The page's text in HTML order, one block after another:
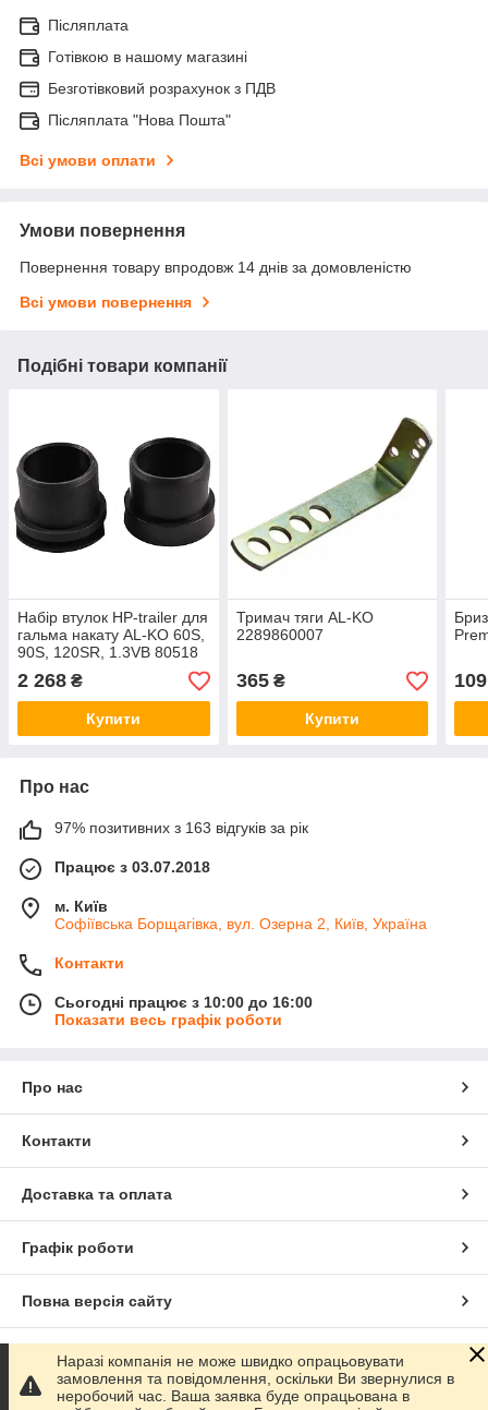
Післяплата
Готівкою в нашому магазині
Безготівковий розрахунок з ПДВ
Післяплата "Нова Пошта"
Всі умови оплати
Умови повернення
Повернення товару впродовж 14 днів за домовленістю
Всі умови повернення
Подібні товари компанії
Набір втулок HP-trailer для
гальма накату AL-KO 60S,
90S, 120SR, 1.3VB 80518
2 268 ₴
Купити
Тримач тяги AL-KO
2289860007
365₴
Купити
109
Про нас
97% позитивних з 163 відгуків за рік
Працює з 03.07.2018
м. Київ
Софіївська Борщагівка, вул. Озерна 2, Київ, Україна
Контакти
Сьогодні працює з 10:00 до 16:00
Показати весь графік роботи
Про нас
Контакти
Доставка та оплата
Графік роботи
Повна версія сайту
Сайт створено на маркетплейсіProm.ua
Наразі компанія не може швидко опрацьовувати
замовлення та повідомлення, оскільки Ви звернулися в
неробочий час. Ваша заявка буде опрацьована в